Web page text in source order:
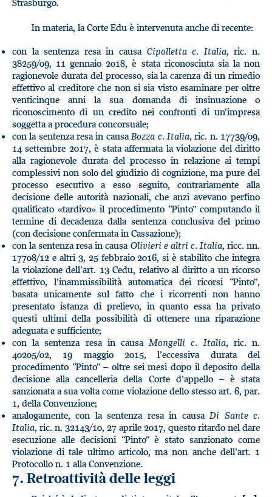
Strasburgo.
In materia, la Corte Edu è intervenuta anche di recente:
con la sentenza resa in causa Cipolletta c. Italia, ric. n.
38259/09, 11 gennaio 2018, è stata riconosciuta sia la non
ragionevole durata del processo, sia la carenza di un rimedio
effettivo al creditore che non si sia visto esaminare per oltre
venticinque anni la sua domanda di insinuazione o
riconoscimento di un credito nei confronti di un’impresa
soggetta a procedura concorsuale;
con la sentenza resa in causaBozza c. Italia, ric. n. 17739/09,
14 settembre 2017, è stata affermata la violazione del diritto
alla ragionevole durata del processo in relazione ai tempi
complessivi non solo del giudizio di cognizione, ma pure del
processo esecutivo a esso seguito, contrariamente alla
decisione delle autorità nazionali, che anzi avevano perfino
qualificato «tardivo» il procedimento “Pinto” computando il
termine di decadenza dalla sentenza conclusiva del primo
(con decisione confermata in Cassazione);
con la sentenza resa in causa Olivieri e altri c. Italia, ricc. nn.
17708/12 e altri 3, 25 febbraio 2016, si è stabilito che integra
la violazione dell’art. 13 Cedu, relativo al diritto a un ricorso
effettivo, l’inammissibilità automatica dei ricorsi “Pinto”,
basata unicamente sul fatto che i ricorrenti non hanno
presentato istanza di prelievo, in quanto essa ha privato
questi ultimi della possibilità di ottenere una riparazione
adeguata e sufficiente;
con la sentenza resa in causaMongelli c. Italia, ric. n.
40205/02, 19 maggio 2015, l’eccessiva durata del
procedimento “Pinto” – oltre sei mesi dopo il deposito della
decisione alla cancelleria della Corte d’appello – è stata
sanzionata a sua volta come violazione dello stesso art. 6, par.
1, della Convenzione;
analogamente, con la sentenza resa in causaDi Sante c.
Italia, ric. n. 32143/10, 27 aprile 2017, questo ritardo nel dare
esecuzione alle decisioni “Pinto” è stato sanzionato come
violazione di tale ultimo articolo, ma non anche dell’art. 1
Protocollo n. 1 alla Convenzione.
7. Retroattività delle leggi